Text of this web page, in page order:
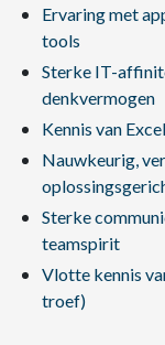
Ervaring met
tools
Sterke IT-
denkvermogen
Kennis van
Nauwkeurig,
Sterke
teamspirit
Vlotte kennis
troef)